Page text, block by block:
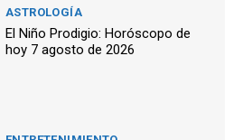
ASTROLOGÍA
El Niño Prodigio: Horóscopo de
hoy 7 agosto de 2026